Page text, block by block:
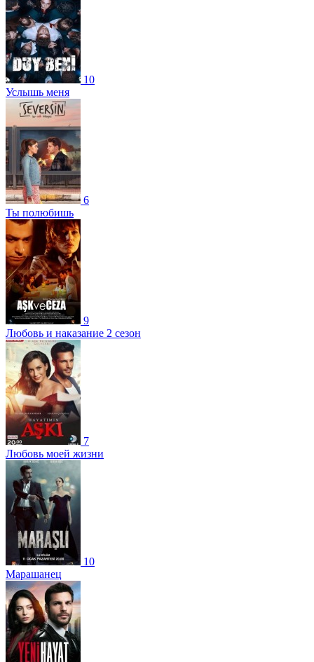
10
Услышь меня
6
Ты полюбишь
9
Любовь и наказание 2 сезон
7
Любовь моей жизни
10
Марашанец